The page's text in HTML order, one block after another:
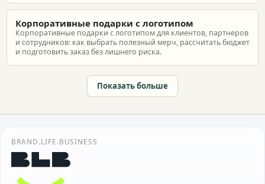
Корпоративные подарки с логотипом
Корпоративные подарки с логотипом для клиентов, партнеров
и сотрудников: как выбрать полезный мерч, рассчитать бюджет
и подготовить заказ без лишнего риска.
Показать больше
BRAND.LIFE.BUSINESS